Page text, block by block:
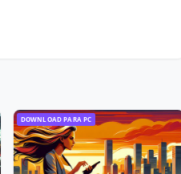
DOWNLOAD PARA PC